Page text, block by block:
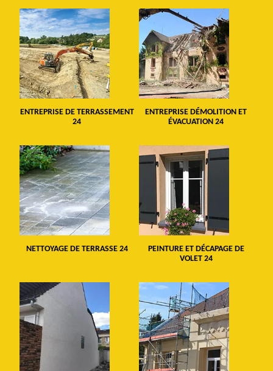
ENTREPRISE DE TERRASSEMENT
24
ENTREPRISE DÉMOLITION ET
ÉVACUATION 24
NETTOYAGE DE TERRASSE 24
PEINTURE ET DÉCAPAGE DE
VOLET 24